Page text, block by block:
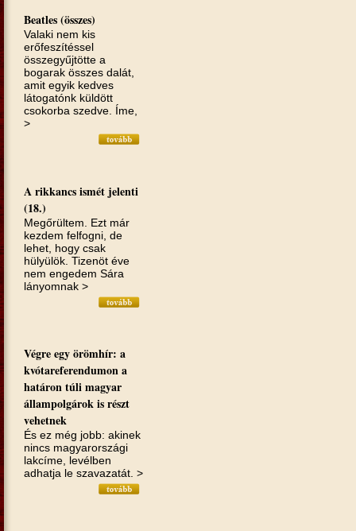
Beatles (összes)
Valaki nem kis
erőfeszítéssel
összegyűjtötte a
bogarak összes dalát,
amit egyik kedves
látogatónk küldött
csokorba szedve. Íme,
>
A rikkancs ismét jelenti
(18.)
Megőrültem. Ezt már
kezdem felfogni, de
lehet, hogy csak
hülyülök. Tizenöt éve
nem engedem Sára
lányomnak >
Végre egy örömhír: a
kvótareferendumon a
határon túli magyar
állampolgárok is részt
vehetnek
És ez még jobb: akinek
nincs magyarországi
lakcíme, levélben
adhatja le szavazatát. >